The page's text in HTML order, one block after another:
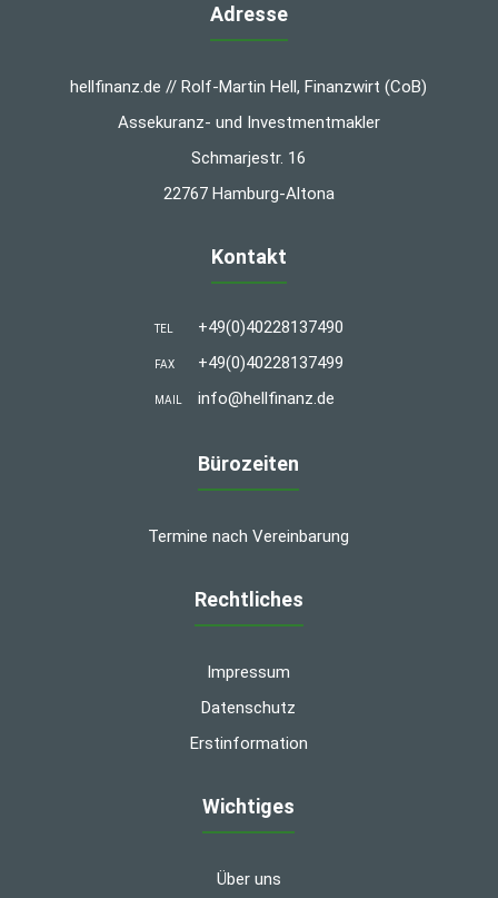
Adresse
hellfinanz.de // Rolf-Martin Hell, Finanzwirt (CoB)
Assekuranz- und Investmentmakler
Schmarjestr. 16
22767 Hamburg-Altona
Kontakt
TEL +49(0)40228137490
FAX +49(0)40228137499
MAIL info@hellfinanz.de
Bürozeiten
Termine nach Vereinbarung
Rechtliches
Impressum
Datenschutz
Erstinformation
Wichtiges
Über uns